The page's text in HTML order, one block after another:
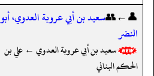
👤←👥سعيد بن أبي عروبة العدوي، أبو
النضر
سعيد بن أبي عروبة العدوي ← علي بن
الحكم البناني